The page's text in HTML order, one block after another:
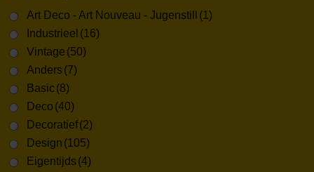
Art Deco - Art Nouveau - Jugenstill
(1)
Industrieel (16)
Vintage (50)
Anders (7)
Basic (8)
Deco (40)
Decoratief(2)
Design (105)
Eigentijds (4)